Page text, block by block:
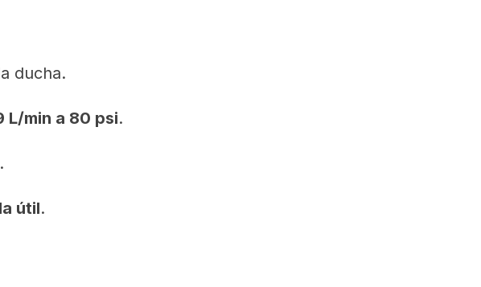
ducha.
L/min a 80 psi.
útil.